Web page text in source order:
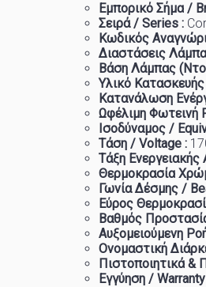
Εμπορικό Σήμα /
Σειρά / Series :
Κωδικός
Διαστάσεις
Βάση Λάμπας
Υλικό
Κατανάλωση
Ωφέλιμη Φωτεινή
Ισοδύναμος /
Τάση / Voltage :
Τάξη
Θερμοκρασία
Γωνία Δέσμης /
Εύρος
Βαθμός
Αυξομειούμενη
Ονομαστική
Πιστοποιητικά &
Εγγύηση /